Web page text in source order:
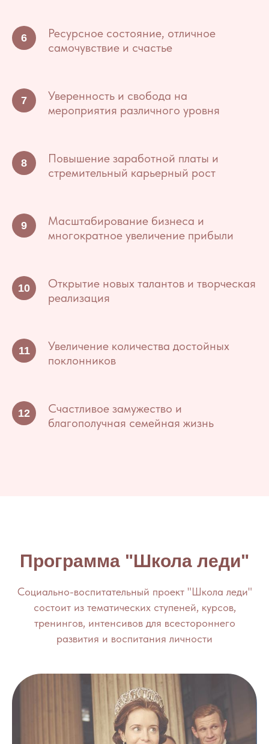
Ресурсное состояние, отличное
самочувствие и счастье
Уверенность и свобода на
мероприятия различного уровня
Повышение заработной платы и
стремительный карьерный рост
Масштабирование бизнеса и
многократное увеличение прибыли
Открытие новых талантов и творческая
реализация
Увеличение количества достойных
поклонников
Счастливое замужество и
благополучная семейная жизнь
Программа "Школа леди"
Социально-воспитательный проект "Школа леди"
состоит из тематических ступеней, курсов,
тренингов, интенсивов для всестороннего
развития и воспитания личности